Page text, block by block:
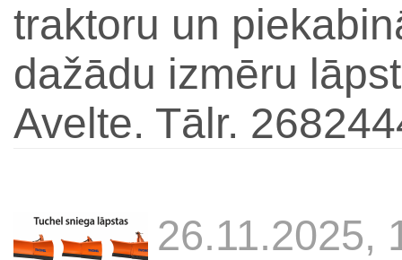
traktoru un
dažādu izmēru
Avelte. Tālr.
26.11.2025,